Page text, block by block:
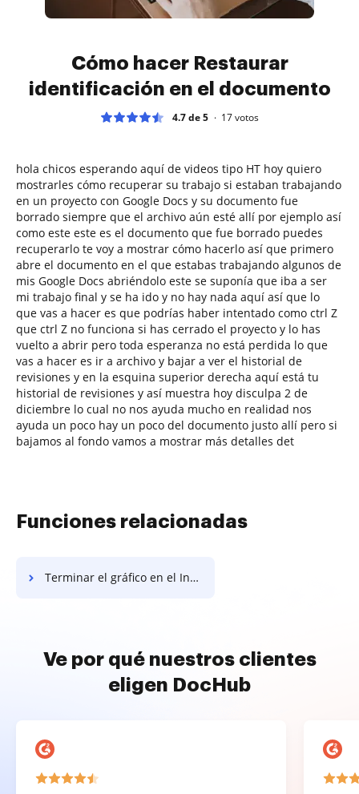
Cómo hacer Restaurar
identificación en el documento
4.7 de 5 17votos
hola chicos esperando aquí de videos tipo HT hoy quiero
mostrarles cómo recuperar su trabajo si estaban trabajando
en un proyecto con Google Docs y su documento fue
borrado siempre que el archivo aún esté allí por ejemplo así
como este este es el documento que fue borrado puedes
recuperarlo te voy a mostrar cómo hacerlo así que primero
abre el documento en el que estabas trabajando algunos de
mis Google Docs abriéndolo este se suponía que iba a ser
mi trabajo final y se ha ido y no hay nada aquí así que lo
que vas a hacer es que podrías haber intentado como ctrl Z
que ctrl Z no funciona si has cerrado el proyecto y lo has
vuelto a abrir pero toda esperanza no está perdida lo que
vas a hacer es ir a archivo y bajar a ver el historial de
revisiones y en la esquina superior derecha aquí está tu
historial de revisiones y así muestra hoy disculpa 2 de
diciembre lo cual no nos ayuda mucho en realidad nos
ayuda un poco hay un poco del documento justo allí pero si
bajamos al fondo vamos a mostrar más detalles det
Funciones relacionadas
Terminar el gráfico en el Informe de Incidentes de Primeros Auxilios
Ve por qué nuestros clientes
eligen DocHub